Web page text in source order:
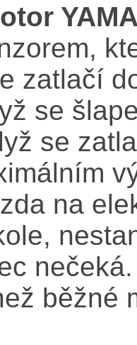
zatlačí
se
se
na
běžné